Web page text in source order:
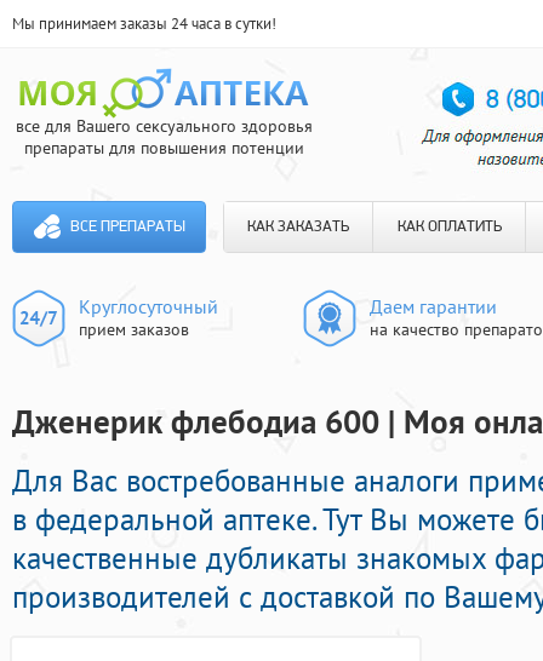
Мы принимаем заказы 24 часа в сутки!
все для Вашего сексуального здоровья
препараты для повышения потенции
ВСЕ ПРЕПАРАТЫ КАК ЗАКАЗАТЬ КАК ОПЛАТИТЬ
Круглосуточный
прием заказов
Даем гарантии
на качество
Дженерик флебодиа 600 | Моя
Для Вас востребованные аналоги
в федеральной аптеке. Тут Вы можете
качественные дубликаты знакомых
производителей с доставкой по